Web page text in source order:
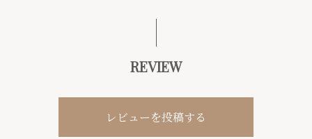
REVIEW
レビューを投稿する